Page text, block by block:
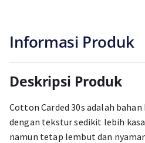
Informasi Produk
Deskripsi Produk
Cotton Carded 30s adalah
dengan tekstur sedikit lebih
namun tetap lembut dan